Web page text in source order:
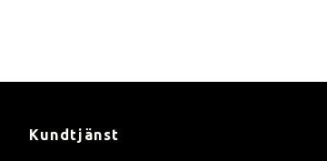
Kundtjänst